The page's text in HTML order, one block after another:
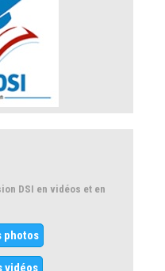
DSI en vidéos et en
photos
vidéos